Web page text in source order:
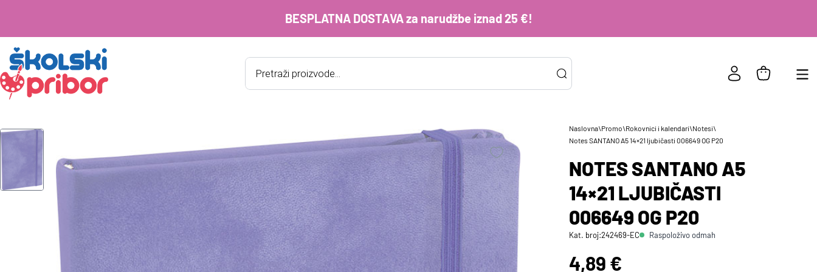
BESPLATNA DOSTAVA za narudžbe iznad 25 €!
Products
search
PRIJAVA POSTOJEĆIH KORISNIKA
korisničko
*
*
Naslovna\Promo\Rokovnici i kalendari\Notesi\
Notes SANTANO A5 14×21 ljubičasti 006649 OG P20
NOTES SANTANO A5
14×21 LJUBIČASTI
006649 OG P20
Kat. broj:242469-EC Raspoloživo odmah
Cijena:
4,89 €